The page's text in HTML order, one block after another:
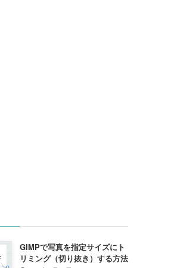
GIMPで写真を指定サイズにト
リミング（切り抜き）する方法